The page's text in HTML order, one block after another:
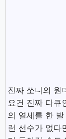
진짜 쏘니의 원
요건 진짜 다큐
의 열세를 한
런 선수가 없다